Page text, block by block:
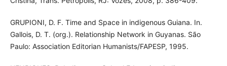
GRUPIONI, D. F. Time and Space in indigenous Guiana. In.
Gallois, D. T. (org.). Relationship Network in Guyanas. São
Paulo: Association Editorian Humanists/FAPESP, 1995.